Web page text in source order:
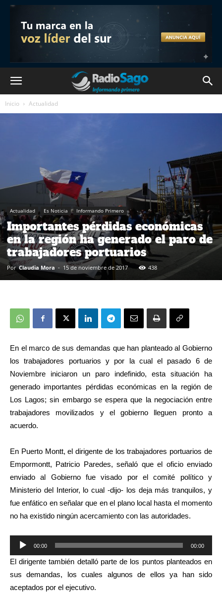
Inicio Actualidad
Actualidad Es Noticia Informando Primero
Importantes pérdidas económicas
en la región ha generado el paro de
trabajadores portuarios
Por Claudia Mora - 15 de noviembre de 2017 438
En el marco de sus demandas que han planteado al Gobierno
los trabajadores portuarios y por la cual el pasado 6 de
Noviembre iniciaron un paro indefinido, esta situación ha
generado importantes pérdidas económicas en la región de
Los Lagos; sin embargo se espera que la negociación entre
trabajadores movilizados y el gobierno lleguen pronto a
acuerdo.
En Puerto Montt, el dirigente de los trabajadores portuarios de
Empormontt, Patricio Paredes, señaló que el oficio enviado
enviado al Gobierno fue visado por el comité político y
Ministerio del Interior, lo cual -dijo- los deja más tranquilos, y
fue enfático en señalar que en el plano local hasta el momento
no ha existido ningún acercamiento con las autoridades.
Reproductor
de
audio
00:00 00:00
El dirigente también detalló parte de los puntos planteados en
sus demandas, los cuales algunos de ellos ya han sido
aceptados por el ejecutivo.